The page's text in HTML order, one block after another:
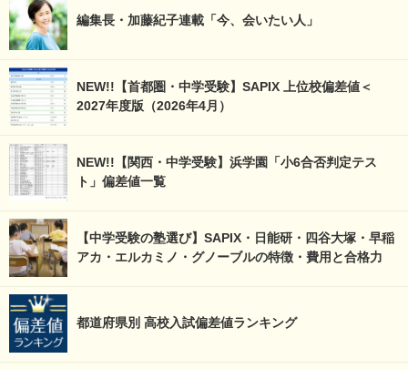
編集長・加藤紀子連載「今、会いたい人」
NEW!!【首都圏・中学受験】SAPIX 上位校偏差値＜
2027年度版（2026年4月）
NEW!!【関西・中学受験】浜学園「小6合否判定テス
ト」偏差値一覧
【中学受験の塾選び】SAPIX・日能研・四谷大塚・早稲
アカ・エルカミノ・グノーブルの特徴・費用と合格力
都道府県別 高校入試偏差値ランキング